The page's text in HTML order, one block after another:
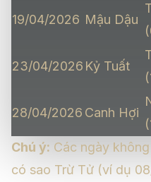
19/04/2026 Mậu Dậu
23/04/2026 Kỷ Tuất
28/04/2026 Canh Hợi
Chú ý: Các ngày
có sao Trừ Tử (ví dụ